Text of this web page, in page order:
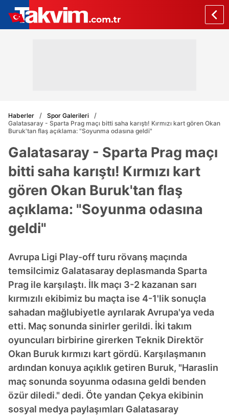
Haberler
Spor Galerileri
Galatasaray - Sparta Prag maçı bitti saha karıştı! Kırmızı kart gören Okan
Buruk'tan flaş açıklama: "Soyunma odasına geldi"
Galatasaray - Sparta Prag maçı
bitti saha karıştı! Kırmızı kart
gören Okan Buruk'tan flaş
açıklama: "Soyunma odasına
geldi"
Avrupa Ligi Play-off turu rövanş maçında
temsilcimiz Galatasaray deplasmanda Sparta
Prag ile karşılaştı. İlk maçı 3-2 kazanan sarı
kırmızılı ekibimiz bu maçta ise 4-1'lik sonuçla
sahadan mağlubiyetle ayrılarak Avrupa'ya veda
etti. Maç sonunda sinirler gerildi. İki takım
oyuncuları birbirine girerken Teknik Direktör
Okan Buruk kırmızı kart gördü. Karşılaşmanın
ardından konuya açıklık getiren Buruk, "Haraslin
maç sonunda soyunma odasına geldi benden
özür diledi." dedi. Öte yandan Çekya ekibinin
sosyal medya paylaşımları Galatasaray